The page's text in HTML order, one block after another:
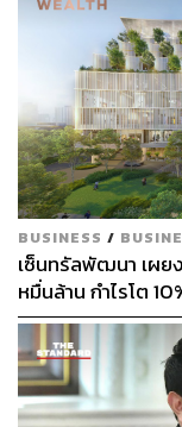
BUSINESS /
เซ็นทรัลพัฒนา เผย
หมื่นล้าน กำไรโต
ยกแผง